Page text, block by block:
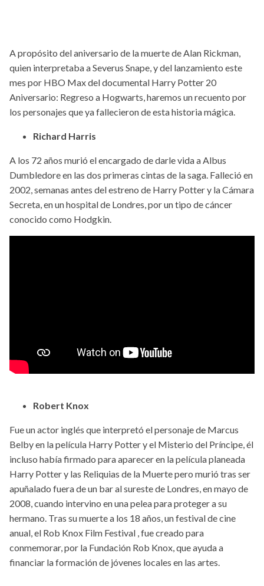
A propósito del aniversario de la muerte de Alan Rickman,
quien interpretaba a Severus Snape, y del lanzamiento este
mes por HBO Max del documental Harry Potter 20
Aniversario: Regreso a Hogwarts, haremos un recuento por
los personajes que ya fallecieron de esta historia mágica.
Richard Harris
A los 72 años murió el encargado de darle vida a Albus
Dumbledore en las dos primeras cintas de la saga. Falleció en
2002, semanas antes del estreno de Harry Potter y la Cámara
Secreta, en un hospital de Londres, por un tipo de cáncer
conocido como Hodgkin.
Robert Knox
Fue un actor inglés que interpretó el personaje de Marcus
Belby en la película Harry Potter y el Misterio del Príncipe, él
incluso había firmado para aparecer en la película planeada
Harry Potter y las Reliquias de la Muerte pero murió tras ser
apuñalado fuera de un bar al sureste de Londres, en mayo de
2008, cuando intervino en una pelea para proteger a su
hermano. Tras su muerte a los 18 años, un festival de cine
anual, el Rob Knox Film Festival , fue creado para
conmemorar, por la Fundación Rob Knox, que ayuda a
financiar la formación de jóvenes locales en las artes.